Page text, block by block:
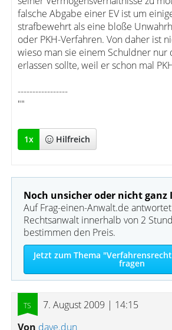
falsche Abgabe einer EV ist um
strafbewehrt als eine bloße
oder PKH-Verfahren. Von daher ist
wieso man sie einem Schuldner nur
erlassen sollte, weil er schon mal
-----------------
""
1x Hilfreich
Noch unsicher oder nicht ganz
Auf Frag-einen-Anwalt.de
Rechtsanwalt innerhalb von 2
bestimmen den Preis.
Jetzt zum Thema
fragen
7. August 2009 | 14:15
Von dave.dun